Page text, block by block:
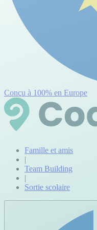
Conçu à 100% en Europe
Famille et amis
|
Team Building
|
Sortie scolaire